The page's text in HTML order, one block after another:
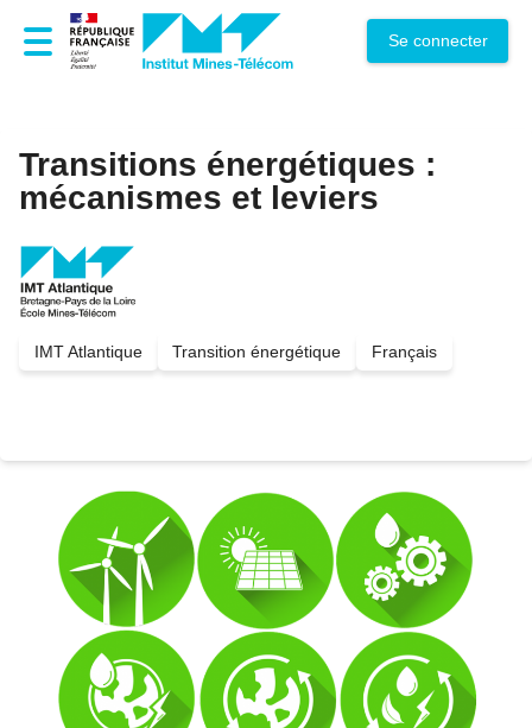
Se connecter
Transitions énergétiques :
mécanismes et leviers
IMT Atlantique Thème
Transition énergétique Langue
Français